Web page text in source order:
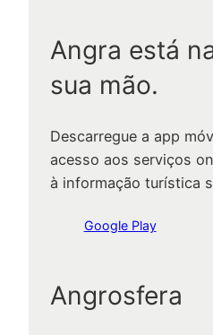
Angra está
sua mão.
Descarregue a app
acesso aos serviços
à informação turística
Google Play
Angrosfera